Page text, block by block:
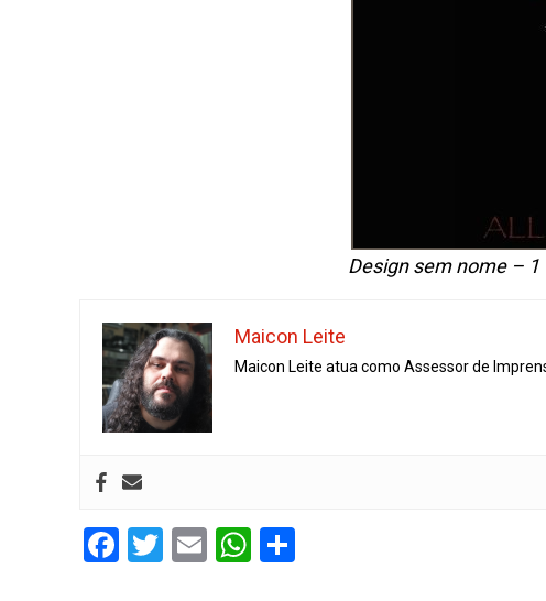
Design sem nome – 1
Maicon Leite
Maicon Leite atua como Assessor de
Facebook
Twitter
EmailWhatsApp